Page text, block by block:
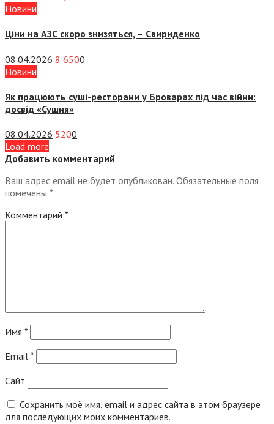
Новини
Ціни на АЗС скоро знизяться, – Свириденко
08.04.2026 8 6500
Новини
Як працюють суші-ресторани у Броварах під час війни:
досвід «Сушия»
08.04.2026 5200
Load more
Добавить комментарий
Ваш адрес email не будет опубликован. Обязательные поля
помечены *
Комментарий *
Имя *
Email *
Сайт
Сохранить моё имя, email и адрес сайта в этом браузере
для последующих моих комментариев.